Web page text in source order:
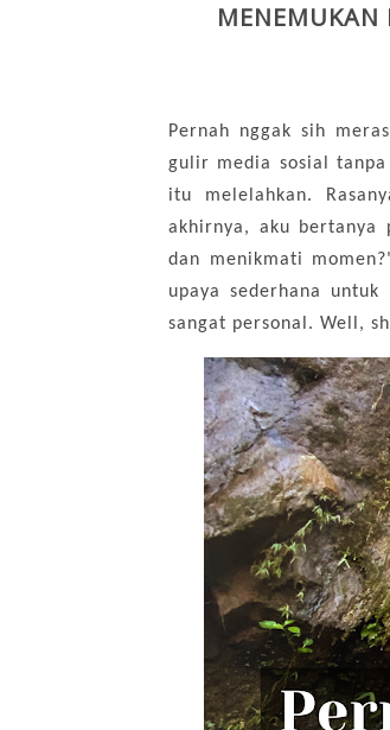
MENEMUKAN
Pernah nggak sih
gulir media sosial
itu melelahkan.
akhirnya, aku bertanya
dan menikmati
upaya sederhana
sangat personal. Well,